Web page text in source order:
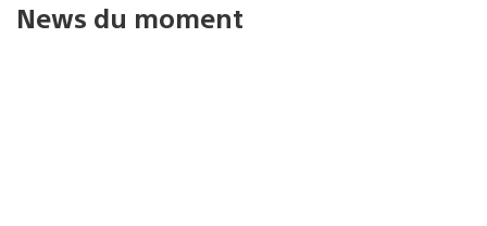
News du moment